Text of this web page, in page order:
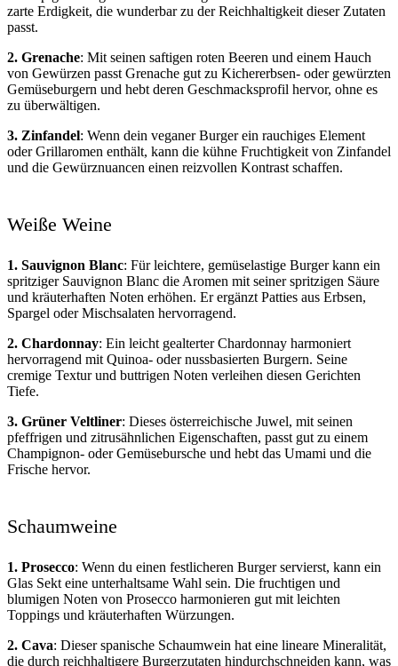
zarte Erdigkeit, die wunderbar zu der Reichhaltigkeit dieser Zutaten
passt.
2. Grenache: Mit seinen saftigen roten Beeren und einem Hauch
von Gewürzen passt Grenache gut zu Kichererbsen- oder gewürzten
Gemüseburgern und hebt deren Geschmacksprofil hervor, ohne es
zu überwältigen.
3. Zinfandel: Wenn dein veganer Burger ein rauchiges Element
oder Grillaromen enthält, kann die kühne Fruchtigkeit von Zinfandel
und die Gewürznuancen einen reizvollen Kontrast schaffen.
Weiße Weine
1. Sauvignon Blanc: Für leichtere, gemüselastige Burger kann ein
spritziger Sauvignon Blanc die Aromen mit seiner spritzigen Säure
und kräuterhaften Noten erhöhen. Er ergänzt Patties aus Erbsen,
Spargel oder Mischsalaten hervorragend.
2. Chardonnay: Ein leicht gealterter Chardonnay harmoniert
hervorragend mit Quinoa- oder nussbasierten Burgern. Seine
cremige Textur und buttrigen Noten verleihen diesen Gerichten
Tiefe.
3. Grüner Veltliner: Dieses österreichische Juwel, mit seinen
pfeffrigen und zitrusähnlichen Eigenschaften, passt gut zu einem
Champignon- oder Gemüsebursche und hebt das Umami und die
Frische hervor.
Schaumweine
1. Prosecco: Wenn du einen festlicheren Burger servierst, kann ein
Glas Sekt eine unterhaltsame Wahl sein. Die fruchtigen und
blumigen Noten von Prosecco harmonieren gut mit leichten
Toppings und kräuterhaften Würzungen.
2. Cava: Dieser spanische Schaumwein hat eine lineare Mineralität,
die durch reichhaltigere Burgerzutaten hindurchschneiden kann, was